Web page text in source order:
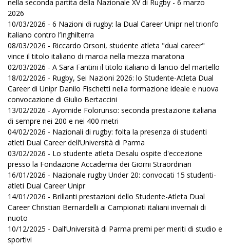
nella seconda partita della Nazionale XV di Rugby - 6 marzo
2026
10/03/2026 - 6 Nazioni di rugby: la Dual Career Unipr nel trionfo
italiano contro l’Inghilterra
08/03/2026 - Riccardo Orsoni, studente atleta "dual career"
vince il titolo italiano di marcia nella mezza maratona
02/03/2026 - A Sara Fantini il titolo italiano di lancio del martello
18/02/2026 - Rugby, Sei Nazioni 2026: lo Studente-Atleta Dual
Career di Unipr Danilo Fischetti nella formazione ideale e nuova
convocazione di Giulio Bertaccini
13/02/2026 - Ayomide Folorunso: seconda prestazione italiana
di sempre nei 200 e nei 400 metri
04/02/2026 - Nazionali di rugby: folta la presenza di studenti
atleti Dual Career dell’Università di Parma
03/02/2026 - Lo studente atleta Desalu ospite d'eccezione
presso la Fondazione Accademia dei Giorni Straordinari
16/01/2026 - Nazionale rugby Under 20: convocati 15 studenti-
atleti Dual Career Unipr
14/01/2026 - Brillanti prestazioni dello Studente-Atleta Dual
Career Christian Bernardelli ai Campionati italiani invernali di
nuoto
10/12/2025 - Dall’Università di Parma premi per meriti di studio e
sportivi